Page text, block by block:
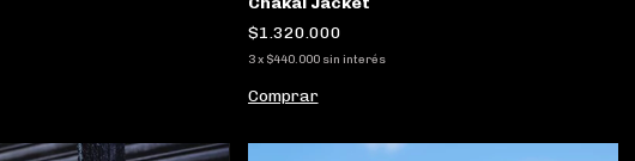
$1.320.000
3 x $440.000 sin interés
Comprar